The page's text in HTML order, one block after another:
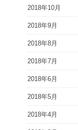
2018年10月
2018年9月
2018年8月
2018年7月
2018年6月
2018年5月
2018年4月